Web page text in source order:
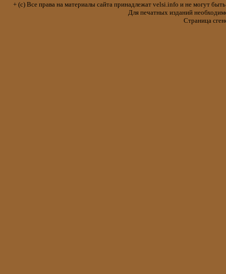
+ (с) Все права на материалы сайта принадлежат velsi.info и не могут
Для печатных изданий
Страница